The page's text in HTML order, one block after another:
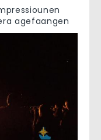
agefaangen